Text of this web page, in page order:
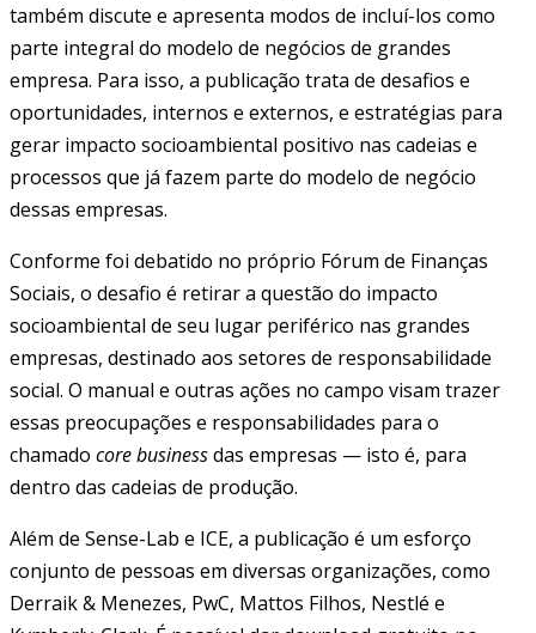
também discute e apresenta modos de incluí-los como
parte integral do modelo de negócios de grandes
empresa. Para isso, a publicação trata de desafios e
oportunidades, internos e externos, e estratégias para
gerar impacto socioambiental positivo nas cadeias e
processos que já fazem parte do modelo de negócio
dessas empresas.
Conforme foi debatido no próprio Fórum de Finanças
Sociais, o desafio é retirar a questão do impacto
socioambiental de seu lugar periférico nas grandes
empresas, destinado aos setores de responsabilidade
social. O manual e outras ações no campo visam trazer
essas preocupações e responsabilidades para o
chamado core businessdas empresas — isto é, para
dentro das cadeias de produção.
Além de Sense-Lab e ICE, a publicação é um esforço
conjunto de pessoas em diversas organizações, como
Derraik & Menezes, PwC, Mattos Filhos, Nestlé e